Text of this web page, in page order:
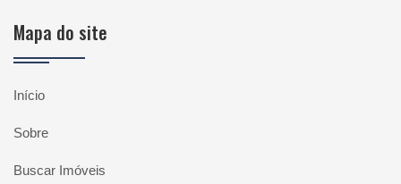
Mapa do site
Início
Sobre
Buscar Imóveis